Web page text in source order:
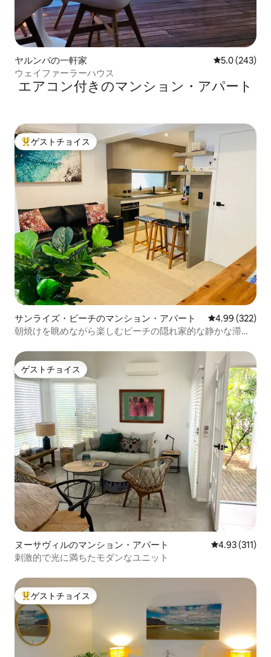
ヤルンバの一軒家 レビュー243
5.0 (243)
ウェイファーラーハウス
エアコン付きのマンション・アパート
大好評のゲストチョイスです。
ゲストチョイス
サンライズ・ビーチのマンション・アパート レビュー322
4.99 (322)
朝焼けを眺めながら楽しむビーチの隠れ家的な静かな滞在
ゲストチョイス
ゲストチョイス
ヌーサヴィルのマンション・アパート レビュー311
4.93 (311)
刺激的で光に満ちたモダンなユニット
大好評のゲストチョイスです。
ゲストチョイス